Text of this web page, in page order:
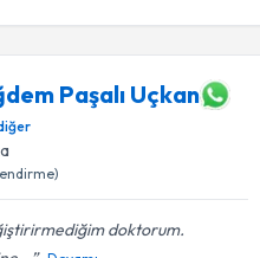
Paşalı Uçkan
doktorum.